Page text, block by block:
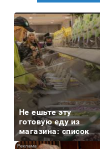
Не ешьте эту
готовую еду из
магазина: список